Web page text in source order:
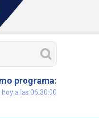
programa:
a las 06:30:00